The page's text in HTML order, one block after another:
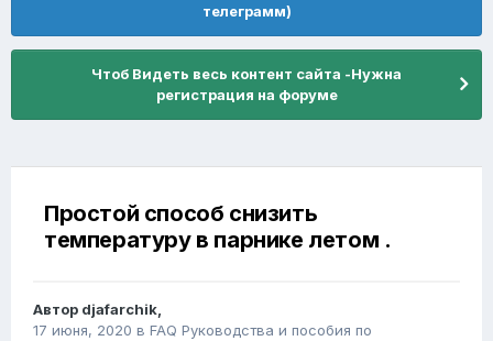
телеграмм)
Чтоб Видеть весь контент сайта -Нужна
регистрация на форуме
Простой способ снизить
температуру в парнике летом .
Автор djafarchik,
17 июня, 2020 в FAQ Руководства и пособия по